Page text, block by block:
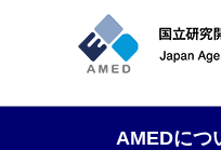
AMEDにつ